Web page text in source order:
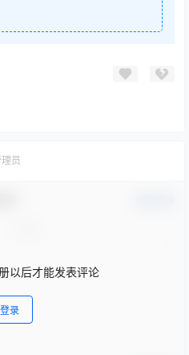
员
以后才能发表评论
登录